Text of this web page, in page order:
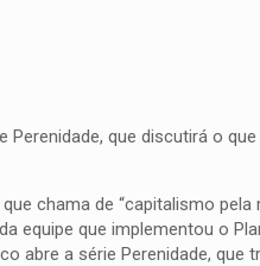
que discutirá o
chama de “capitalismo
equipe que implementou o
abre a série Perenidade,